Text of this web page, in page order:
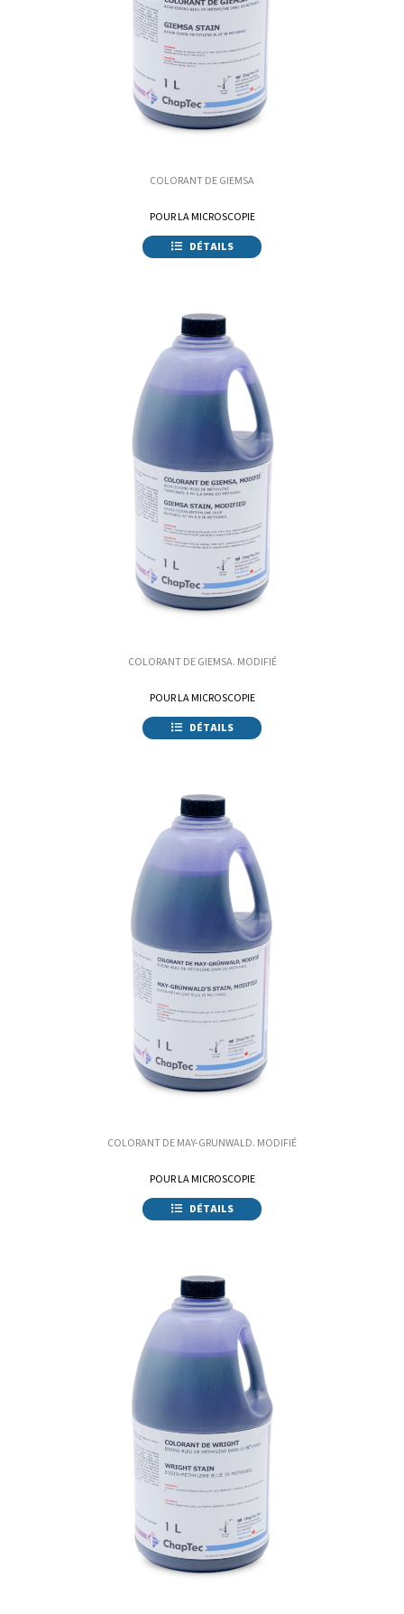
COLORANT DE GIEMSA
POUR LA MICROSCOPIE
DÉTAILS
COLORANT DE GIEMSA. MODIFIÉ
POUR LA MICROSCOPIE
DÉTAILS
COLORANT DE MAY-GRUNWALD. MODIFIÉ
POUR LA MICROSCOPIE
DÉTAILS